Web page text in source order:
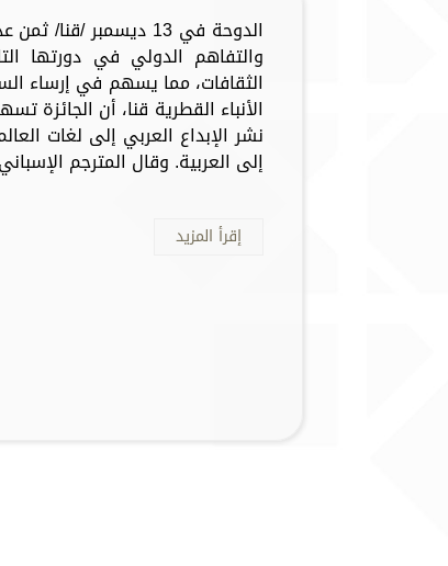
الدوحة في 13 ديسمبر /
والتفاهم الدولي في دورتها
الثقافات، مما يسهم في إرساء
الأنباء القطرية قنا، أن
نشر الإبداع العربي إلى لغات
إلى العربية. وقال المترجم
إقرأ المزيد